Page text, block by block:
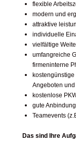
flexible
modern und
attraktive
individuelle
vielfältige
umfangreiche
firmeninterne
Angeboten
kostenlose
gute
Teamevents
Das sind Ihre